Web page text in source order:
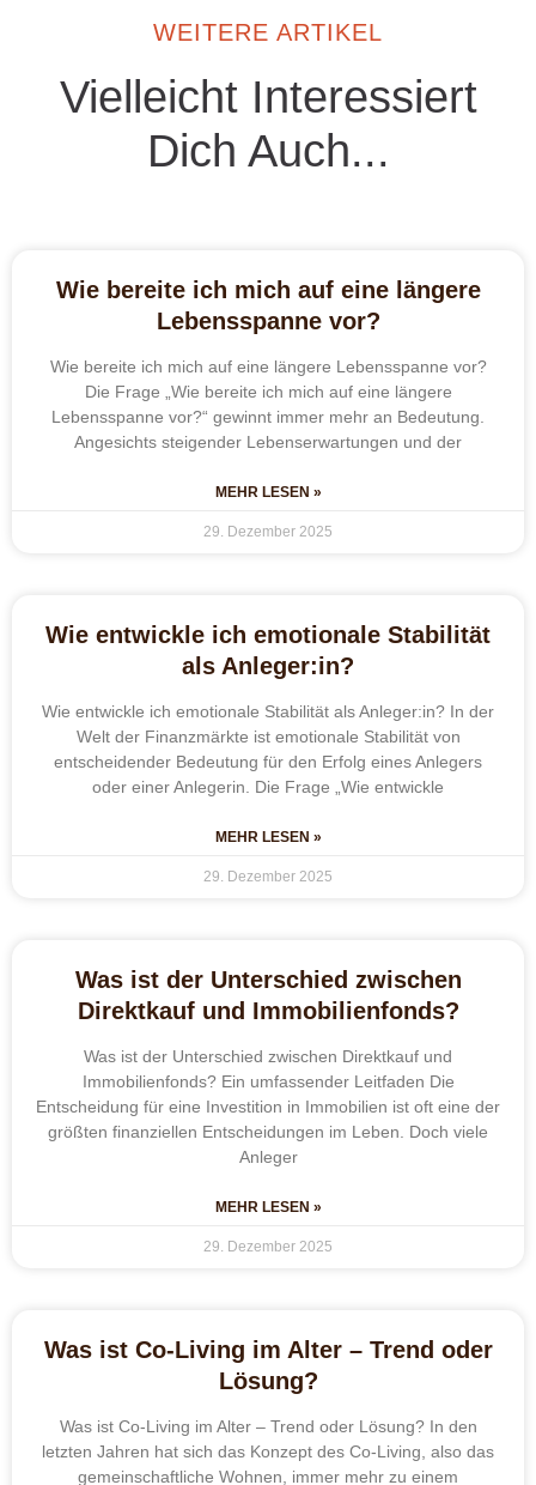
WEITERE ARTIKEL
Vielleicht Interessiert
Dich Auch...
Wie bereite ich mich auf eine längere
Lebensspanne vor?
Wie bereite ich mich auf eine längere Lebensspanne vor?
Die Frage „Wie bereite ich mich auf eine längere
Lebensspanne vor?“ gewinnt immer mehr an Bedeutung.
Angesichts steigender Lebenserwartungen und der
MEHR LESEN »
29. Dezember 2025
Wie entwickle ich emotionale Stabilität
als Anleger:in?
Wie entwickle ich emotionale Stabilität als Anleger:in? In der
Welt der Finanzmärkte ist emotionale Stabilität von
entscheidender Bedeutung für den Erfolg eines Anlegers
oder einer Anlegerin. Die Frage „Wie entwickle
MEHR LESEN »
29. Dezember 2025
Was ist der Unterschied zwischen
Direktkauf und Immobilienfonds?
Was ist der Unterschied zwischen Direktkauf und
Immobilienfonds? Ein umfassender Leitfaden Die
Entscheidung für eine Investition in Immobilien ist oft eine der
größten finanziellen Entscheidungen im Leben. Doch viele
Anleger
MEHR LESEN »
29. Dezember 2025
Was ist Co-Living im Alter – Trend oder
Lösung?
Was ist Co-Living im Alter – Trend oder Lösung? In den
letzten Jahren hat sich das Konzept des Co-Living, also das
gemeinschaftliche Wohnen, immer mehr zu einem